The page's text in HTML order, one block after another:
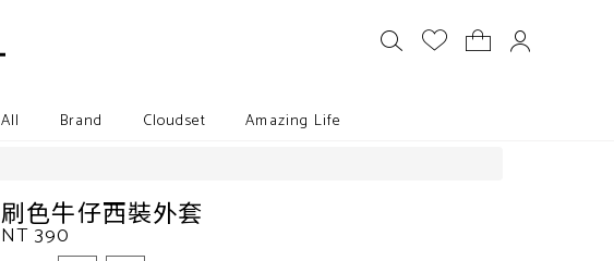
All Brand Cloudset Amazing Life
刷色牛仔西裝外套
NT 390